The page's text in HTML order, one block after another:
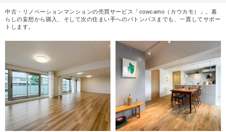
中古・リノベーションマンションの売買サービス「cowcamo（カウカモ）」。暮
らしの妄想から購入、そして次の住まい手へのバトンパスまでも、一貫してサポー
トします。